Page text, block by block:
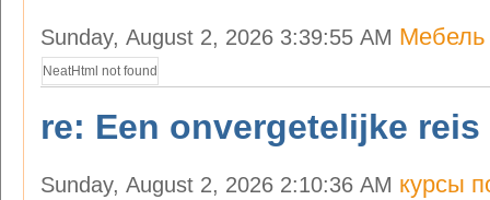
Sunday, August 2, 2026 3:39:55 AM Мебель
NeatHtml not found
re: Een onvergetelijke reis
Sunday, August 2, 2026 2:10:36 AM курсы